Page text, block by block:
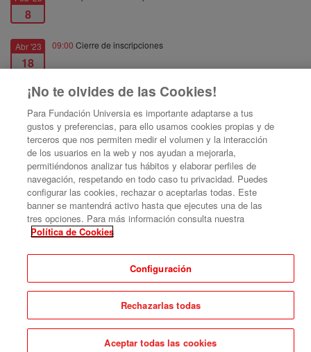
8
Abr '23
18
09:00 Cierre de inscripciones
Abr '23
18
10:00Fecha de inicio
Abr '23
18
12:00Fecha de fin
I Encuentro Nacional MetaRed ESG Argentina
Aviso legal|Contacto
Plataforma de organización de eventos Symposium
Copyright © 2026
¡No te olvides de las Cookies!
Para Fundación Universia es importante adaptarse a tus
gustos y preferencias, para ello usamos cookies propias y de
terceros que nos permiten medir el volumen y la interacción
de los usuarios en la web y nos ayudan a mejorarla,
permitiéndonos analizar tus hábitos y elaborar perfiles de
navegación, respetando en todo caso tu privacidad. Puedes
configurar las cookies, rechazar o aceptarlas todas. Este
banner se mantendrá activo hasta que ejecutes una de las
tres opciones. Para más información consulta nuestra
Política de Cookies
Configuración
Rechazarlas todas
Aceptar todas las cookies